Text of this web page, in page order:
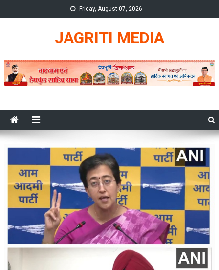
to
Friday, August 07, 2026
JAGRITI MEDIA